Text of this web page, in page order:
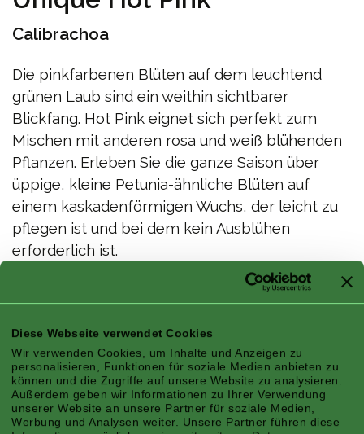
Diese Webseite verwendet Cookies
Wir verwenden Cookies, um Inhalte und Anzeigen zu
personalisieren, Funktionen für soziale Medien anbieten zu
können und die Zugriffe auf unsere Website zu analysieren.
Außerdem geben wir Informationen zu Ihrer Verwendung
unserer Website an unsere Partner für soziale Medien,
Werbung und Analysen weiter. Unsere Partner führen diese
Calibrachoa
Die pinkfarbenen Blüten auf dem leuchtend
grünen Laub sind ein weithin sichtbarer
Blickfang. Hot Pink eignet sich perfekt zum
Mischen mit anderen rosa und weiß blühenden
Pflanzen. Erleben Sie die ganze Saison über
üppige, kleine Petunia-ähnliche Blüten auf
einem kaskadenförmigen Wuchs, der leicht zu
pflegen ist und bei dem kein Ausblühen
erforderlich ist.
Eigenschaften